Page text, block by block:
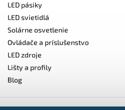
LED pásiky
LED svietidlá
Solárne osvetlenie
Ovládače a príslušenstvo
LED zdroje
Lišty a profily
Blog